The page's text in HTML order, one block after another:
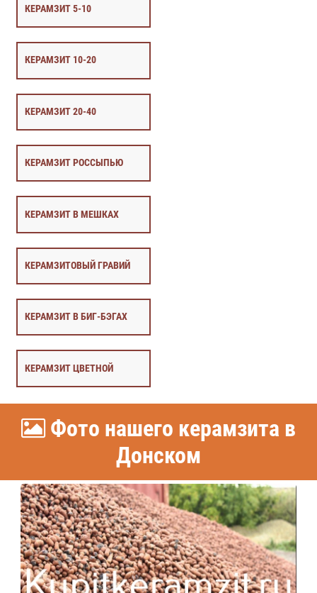
КЕРАМЗИТ 5-10
КЕРАМЗИТ 10-20
КЕРАМЗИТ 20-40
КЕРАМЗИТ РОССЫПЬЮ
КЕРАМЗИТ В МЕШКАХ
КЕРАМЗИТОВЫЙ ГРАВИЙ
КЕРАМЗИТ В БИГ-БЭГАХ
КЕРАМЗИТ ЦВЕТНОЙ
Фото нашего керамзита в
Донском